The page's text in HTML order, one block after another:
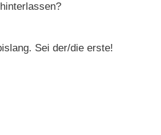
Sei der/die erste!